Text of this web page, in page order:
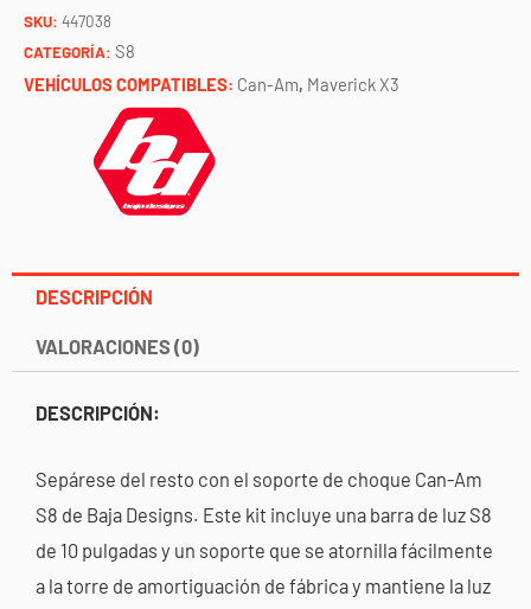
SKU: 447038
CATEGORÍA: S8
VEHÍCULOS COMPATIBLES: Can-Am, Maverick X3
DESCRIPCIÓN
VALORACIONES (0)
DESCRIPCIÓN:
Sepárese del resto con el soporte de choque Can-Am
S8 de Baja Designs. Este kit incluye una barra de luz S8
de 10 pulgadas y un soporte que se atornilla fácilmente
a la torre de amortiguación de fábrica y mantiene la luz